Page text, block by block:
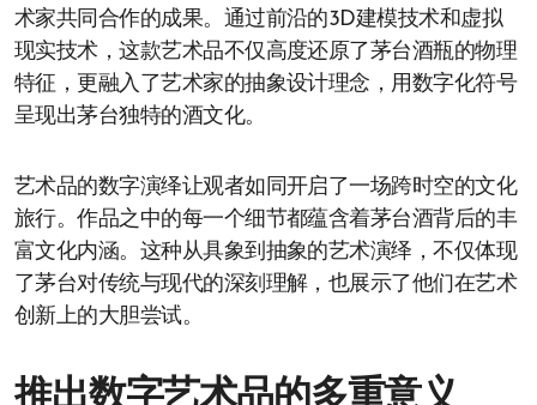
术家共同合作的成果。通过前沿的3D建模技术和虚拟
现实技术，这款艺术品不仅高度还原了茅台酒瓶的物理
特征，更融入了艺术家的抽象设计理念，用数字化符号
呈现出茅台独特的酒文化。
艺术品的数字演绎让观者如同开启了一场跨时空的文化
旅行。作品之中的每一个细节都蕴含着茅台酒背后的丰
富文化内涵。这种从具象到抽象的艺术演绎，不仅体现
了茅台对传统与现代的深刻理解，也展示了他们在艺术
创新上的大胆尝试。